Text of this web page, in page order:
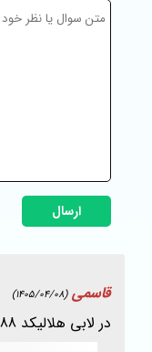
ارسال
قاسمی (1405/04/08)
در لابی هلالیکد 088قیمتش و ابعادش